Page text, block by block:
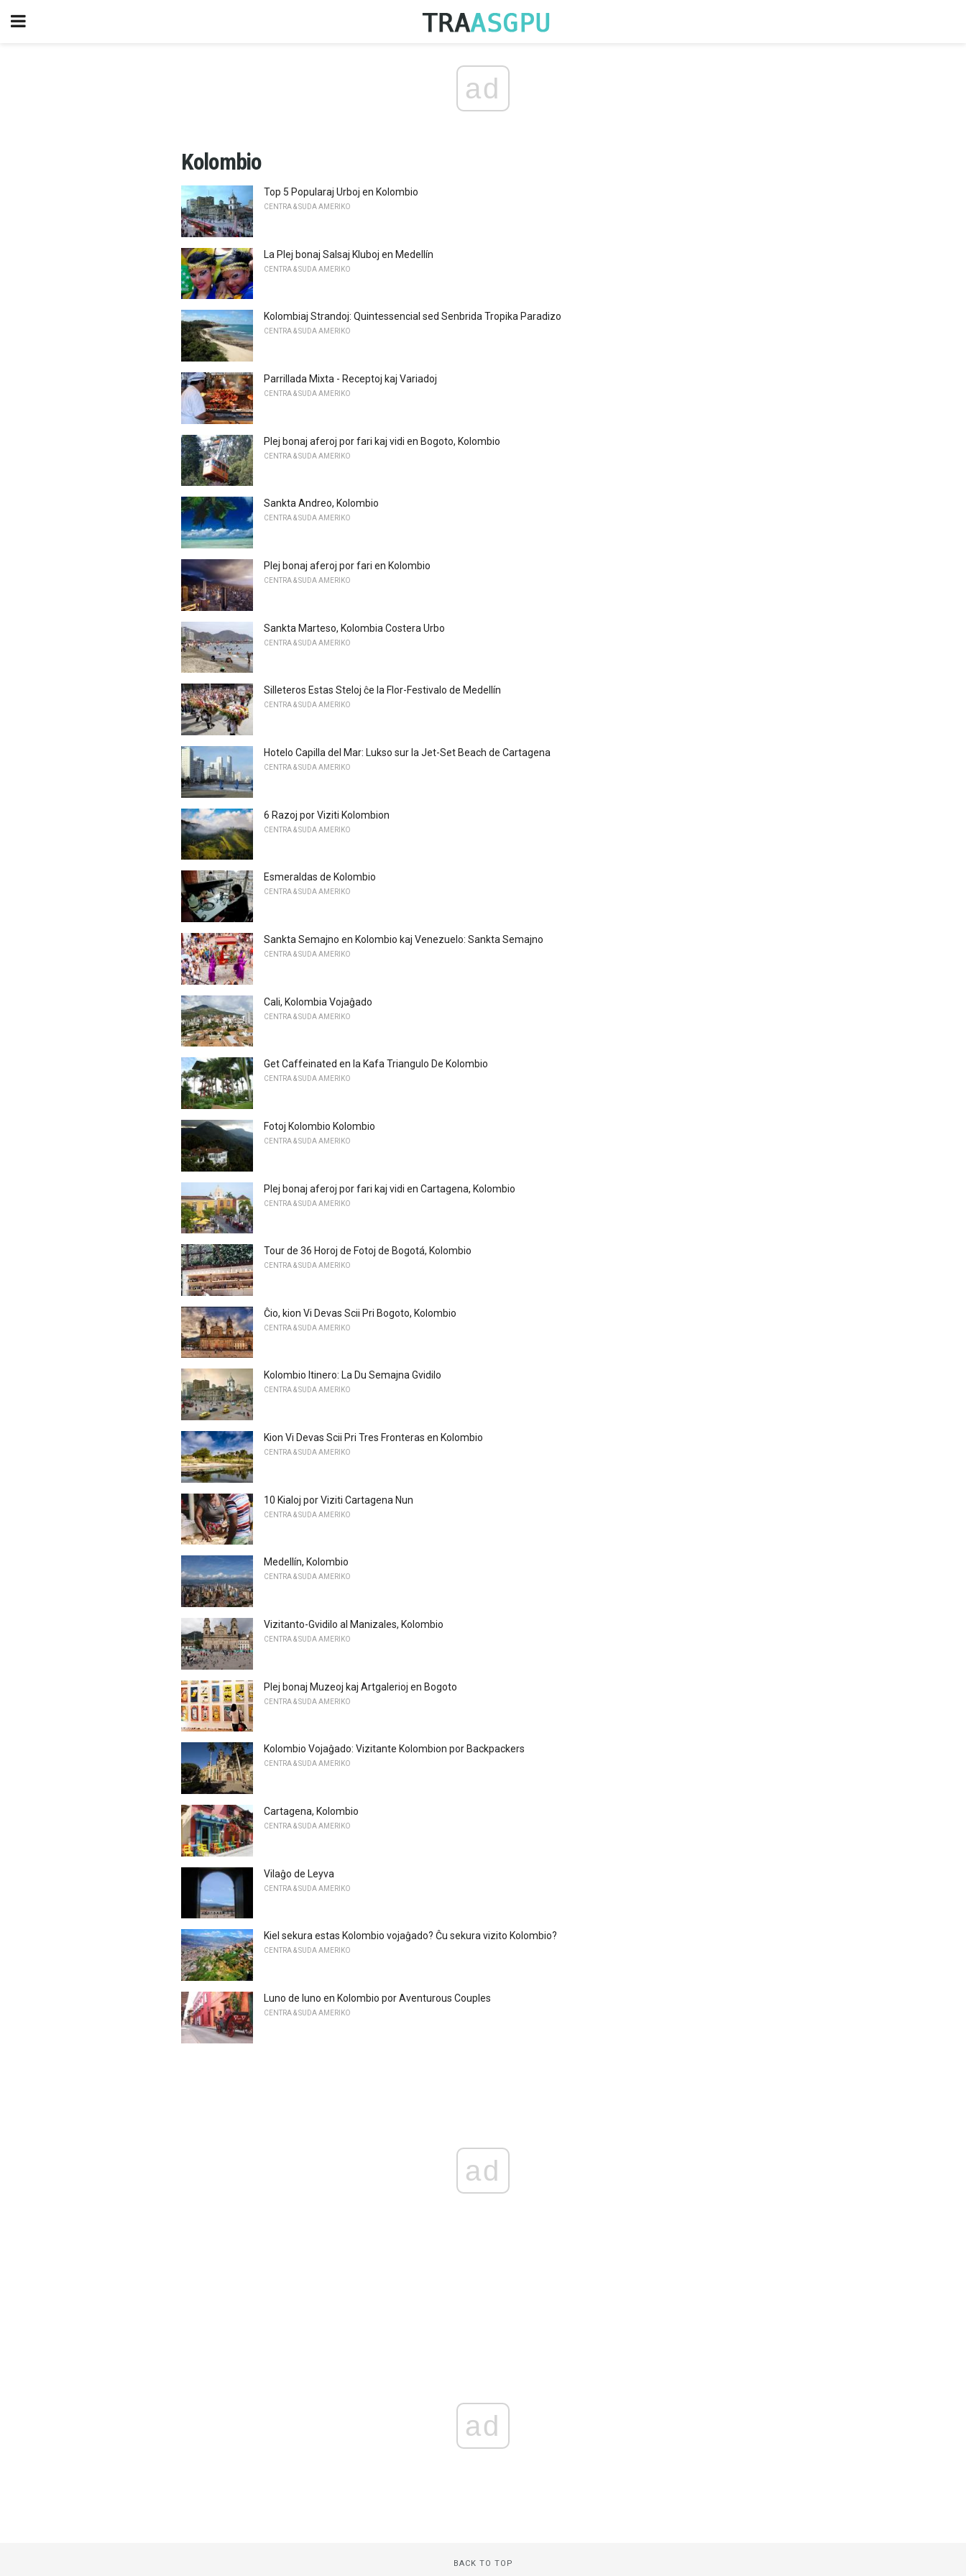
ad
Kolombio
Top 5 Popularaj Urboj en Kolombio
CENTRA & SUDA AMERIKO
La Plej bonaj Salsaj Kluboj en Medellín
CENTRA & SUDA AMERIKO
Kolombiaj Strandoj: Quintessencial sed Senbrida Tropika Paradizo
CENTRA & SUDA AMERIKO
Parrillada Mixta - Receptoj kaj Variadoj
CENTRA & SUDA AMERIKO
Plej bonaj aferoj por fari kaj vidi en Bogoto, Kolombio
CENTRA & SUDA AMERIKO
Sankta Andreo, Kolombio
CENTRA & SUDA AMERIKO
Plej bonaj aferoj por fari en Kolombio
CENTRA & SUDA AMERIKO
Sankta Marteso, Kolombia Costera Urbo
CENTRA & SUDA AMERIKO
Silleteros Estas Steloj ĉe la Flor-Festivalo de Medellín
CENTRA & SUDA AMERIKO
Hotelo Capilla del Mar: Lukso sur la Jet-Set Beach de Cartagena
CENTRA & SUDA AMERIKO
6 Razoj por Viziti Kolombion
CENTRA & SUDA AMERIKO
Esmeraldas de Kolombio
CENTRA & SUDA AMERIKO
Sankta Semajno en Kolombio kaj Venezuelo: Sankta Semajno
CENTRA & SUDA AMERIKO
Cali, Kolombia Vojaĝado
CENTRA & SUDA AMERIKO
Get Caffeinated en la Kafa Triangulo De Kolombio
CENTRA & SUDA AMERIKO
Fotoj Kolombio Kolombio
CENTRA & SUDA AMERIKO
Plej bonaj aferoj por fari kaj vidi en Cartagena, Kolombio
CENTRA & SUDA AMERIKO
Tour de 36 Horoj de Fotoj de Bogotá, Kolombio
CENTRA & SUDA AMERIKO
Ĉio, kion Vi Devas Scii Pri Bogoto, Kolombio
CENTRA & SUDA AMERIKO
Kolombio Itinero: La Du Semajna Gvidilo
CENTRA & SUDA AMERIKO
Kion Vi Devas Scii Pri Tres Fronteras en Kolombio
CENTRA & SUDA AMERIKO
10 Kialoj por Viziti Cartagena Nun
CENTRA & SUDA AMERIKO
Medellín, Kolombio
CENTRA & SUDA AMERIKO
Vizitanto-Gvidilo al Manizales, Kolombio
CENTRA & SUDA AMERIKO
Plej bonaj Muzeoj kaj Artgalerioj en Bogoto
CENTRA & SUDA AMERIKO
Kolombio Vojaĝado: Vizitante Kolombion por Backpackers
CENTRA & SUDA AMERIKO
Cartagena, Kolombio
CENTRA & SUDA AMERIKO
Vilaĝo de Leyva
CENTRA & SUDA AMERIKO
Kiel sekura estas Kolombio vojaĝado? Ĉu sekura vizito Kolombio?
CENTRA & SUDA AMERIKO
Luno de luno en Kolombio por Aventurous Couples
CENTRA & SUDA AMERIKO
ad
ad
BACK TO TOP